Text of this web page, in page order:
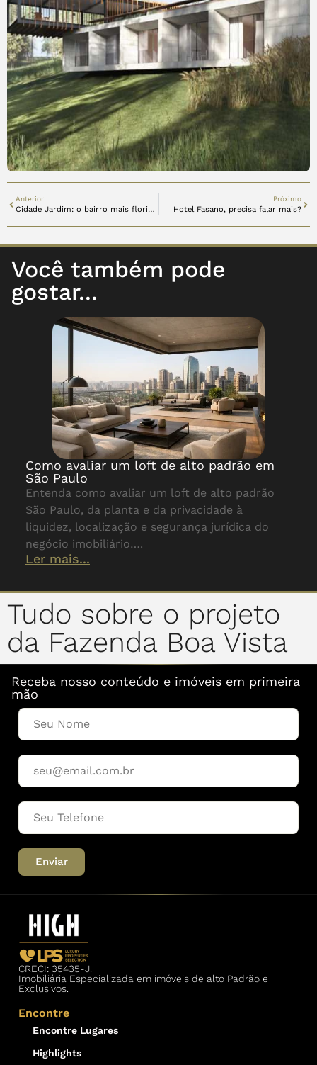
Anterior
Cidade Jardim: o bairro mais florido de São Paulo
Próximo
Hotel Fasano, precisa falar mais?
Você também pode
gostar...
Como avaliar um loft de alto padrão em
São Paulo
Entenda como avaliar um loft de alto padrão
São Paulo, da planta e da privacidade à
liquidez, localização e segurança jurídica do
negócio imobiliário….
Ler mais...
Tudo sobre o projeto
da Fazenda Boa Vista
Receba nosso conteúdo e imóveis em primeira
mão
Enviar
CRECI: 35435-J.
Imobiliária Especializada em imóveis de alto Padrão e
Exclusivos.
Encontre
Encontre Lugares
Highlights